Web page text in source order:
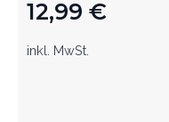
12,99 €
inkl. MwSt.